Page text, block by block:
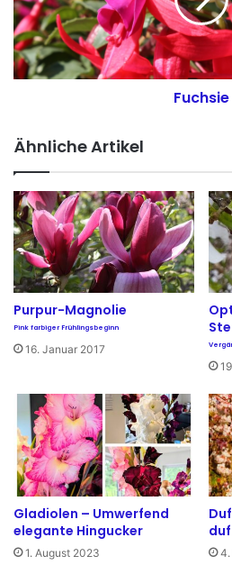
s
e
e
i
n
h
e
i
d
i
e
v
o
n
d
e
n
R
o
d
e
n
d
r
e
n
e
Fuchsie
Ähnliche Artikel
Purpur-Magnolie
Pink farbiger Frühlingsbeginn
16. Januar 2017
Gladiolen – Umwerfend
elegante Hingucker
1. August 2023 4.